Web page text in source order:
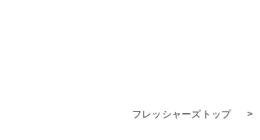
フレッシャーズトップ >